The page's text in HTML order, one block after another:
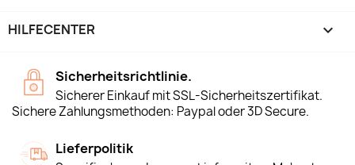
HILFECENTER 
Sicherheitsrichtlinie.
Sicherer Einkauf mit SSL-Sicherheitszertifikat.
Sichere Zahlungsmethoden: Paypal oder 3D Secure.
Lieferpolitik